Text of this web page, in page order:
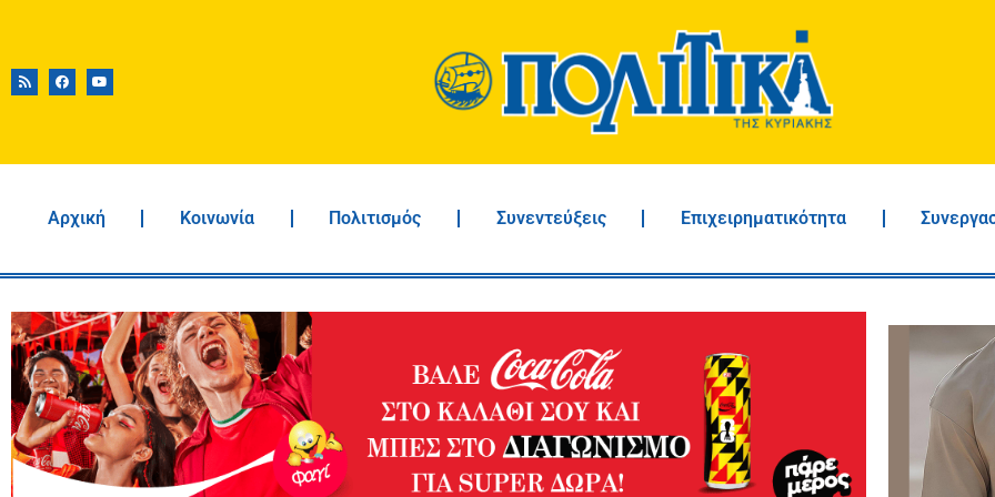
Αρχική Κοινωνία Πολιτισμός Συνεντεύξεις Επιχειρηματικότητα